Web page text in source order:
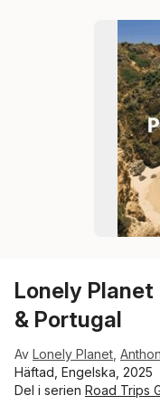
Lonely Planet
& Portugal
Av Lonely Planet
Häftad, Engelska, 2025
Del i serien Road Trips